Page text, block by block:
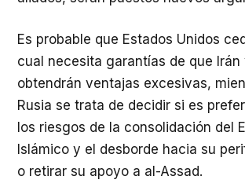
Es probable que Estados Unidos
cual necesita garantías de que Irán
obtendrán ventajas excesivas,
Rusia se trata de decidir si es
los riesgos de la consolidación del
Islámico y el desborde hacia su
o retirar su apoyo a al-Assad.